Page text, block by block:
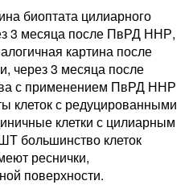
биоптата цилиарного
3 месяца после ПвРД ННР,
картина после
через 3 месяца после
с применением ПвРД ННР
клеток с редуцированными
клетки с цилиарным
большинство клеток
реснички,
поверхности.